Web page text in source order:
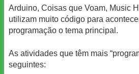
Arduino, Coisas que Voam, Music
utilizam muito código para
programação o tema principal.
As atividades que têm mais
seguintes: